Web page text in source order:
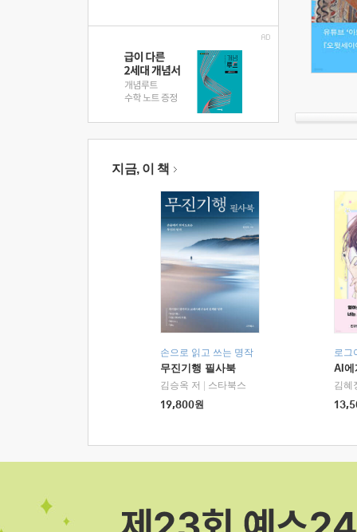
지금, 이 책
손으로 읽고 쓰는 명작
무진기행 필사북
김승옥 저
스타북스
19,800원
로그
AI에
김혜